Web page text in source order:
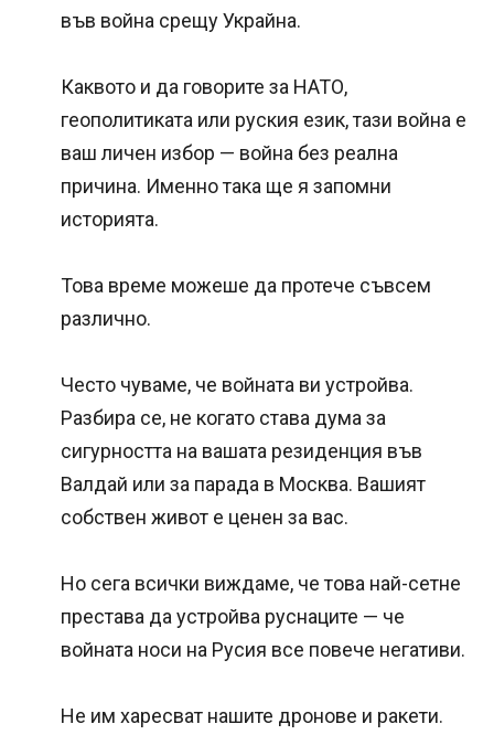
във война срещу Украйна.
Каквото и да говорите за НАТО,
геополитиката или руския език, тази война е
ваш личен избор — война без реална
причина. Именно така ще я запомни
историята.
Това време можеше да протече съвсем
различно.
Често чуваме, че войната ви устройва.
Разбира се, не когато става дума за
сигурността на вашата резиденция във
Валдай или за парада в Москва. Вашият
собствен живот е ценен за вас.
Но сега всички виждаме, че това най-сетне
престава да устройва руснаците — че
войната носи на Русия все повече негативи.
Не им харесват нашите дронове и ракети.